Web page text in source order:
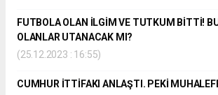
FUTBOLA OLAN İLGİM VE TUTKUM BİTTİ!
OLANLAR UTANACAK MI?
(25.12.2023 : 16:55)
CUMHUR İTTİFAKI ANLAŞTI. PEKİ